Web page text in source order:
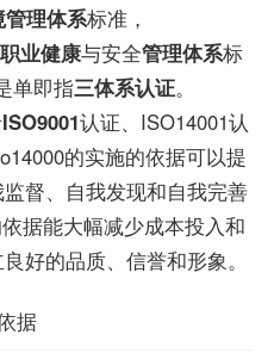
管理体系标准，
职业健康与安全管理体系标
单即指三体系认证。
ISO9001认证、ISO14001认
的实施的依据可以提
督、自我发现和自我完善
据能大幅减少成本投入和
好的品质、信誉和形象。
据